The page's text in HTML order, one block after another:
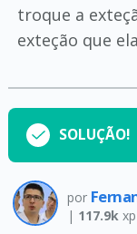
troque a
exteção que
SOLUÇÃO!
por
| 117.9k